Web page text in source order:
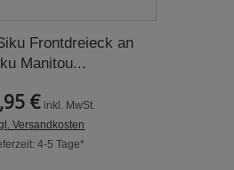
Frontdreieck an
Manitou...
€ inkl. MwSt.
Versandkosten
4-5 Tage*